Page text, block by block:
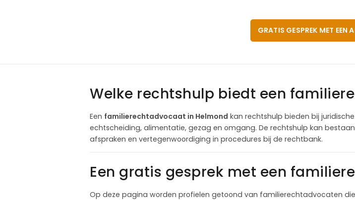
GRATIS GESPREK MET EEN
Welke rechtshulp biedt een
Een familierechtadvocaat in Helmond kan rechtshulp bieden bij
echtscheiding, alimentatie, gezag en omgang. De rechtshulp kan
afspraken en vertegenwoordiging in procedures bij de rechtbank.
Een gratis gesprek met een
Op deze pagina worden profielen getoond van familierechtadvocaten